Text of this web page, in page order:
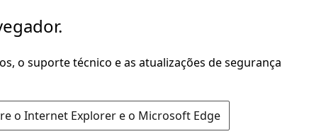
o suporte técnico e as atualizações de segurança
o Internet Explorer e o Microsoft Edge